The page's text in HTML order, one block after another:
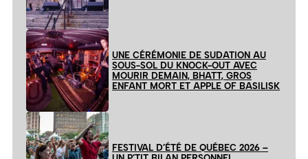
UNE CÉRÉMONIE DE SUDATION AU
SOUS-SOL DU KNOCK-OUT AVEC
MOURIR DEMAIN, BHATT, GROS
ENFANT MORT ET APPLE OF BASILISK
FESTIVAL D’ÉTÉ DE QUÉBEC 2026 –